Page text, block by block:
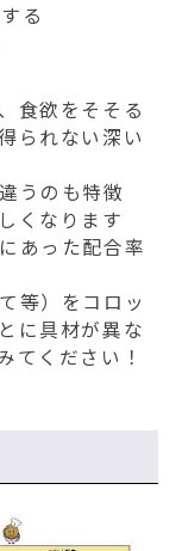
る
食欲をそそる
られない深い
うのも特徴
くなります
あった配合率
等）をコロッ
に具材が異な
てください！